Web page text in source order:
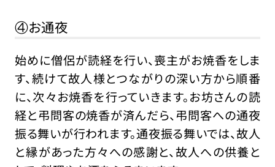
④お通夜
始めに僧侶が読経を行い、喪主がお焼香をしま
す、続けて故人様とつながりの深い方から順番
に、次々お焼香を行っていきます。お坊さんの読
経と弔問客の焼香が済んだら、弔問客への通夜
振る舞いが行われます。通夜振る舞いでは、故人
と縁があった方々への感謝と、故人への供養と